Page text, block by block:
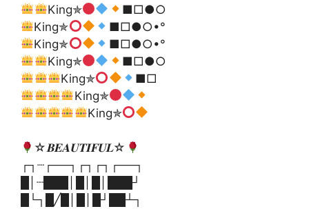
King✯
■□●○
King✯
■□●○•°
King✯
■□●○•°
King✯
■□●○
King✯
■□
King✯
King✯
☆𝐁𝐄𝐀𝐔𝐓𝐈𝐅𝐔𝐋☆
┌┐┈┌──┐┌┐┌┐┌──┐
█│┈███│█│█│███┘
█└┐█╱█│█│█┘██┴┐